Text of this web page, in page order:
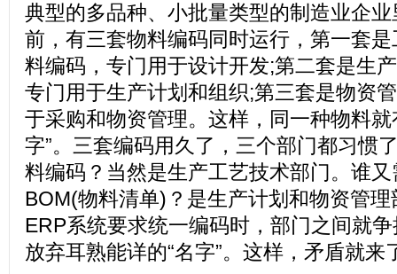
典型的多品种、小批量类型的制造业企
前，有三套物料编码同时运行，第一套
料编码，专门用于设计开发;第二套是生
专门用于生产计划和组织;第三套是物资
于采购和物资管理。这样，同一种物料就
字”。三套编码用久了，三个部门都习惯
料编码？当然是生产工艺技术部门。谁
BOM(物料清单)？是生产计划和物资管
ERP系统要求统一编码时，部门之间就
放弃耳熟能详的“名字”。这样，矛盾就来